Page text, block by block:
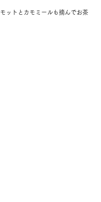
ットとカモミールも摘んでお茶